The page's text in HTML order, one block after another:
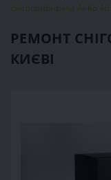
снігоприбирача Al-Ko 46
РЕМОНТ
КИЄВІ